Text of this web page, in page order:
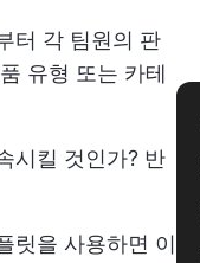
터 각 팀원의 판
유형 또는 카테
시킬 것인가? 반
릿을 사용하면 이